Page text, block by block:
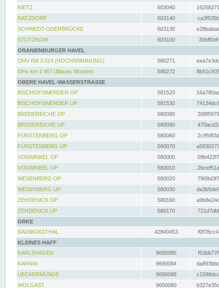
KIETZ
603040
RATZDORF
603140
SCHWEDT-ODERBRÜCKE
603130
STÜTZKOW
603100
ORANIENBURGER HAVEL
OHV KM 3.014 (HOCHSPANNUNG)
580271
OHv km 1.467 (Blaues Wunder)
580272
OBERE HAVEL-WASSERSTRASSE
BISCHOFSWERDER OP
581520
BISCHOFSWERDER UP
581530
BREDEREICHE OP
580080
BREDEREICHE UP
580090
FÜRSTENBERG OP
580060
FÜRSTENBERG UP
580070
VOßWINKEL OP
580000
VOßWINKEL UP
580010
WESENBERG OP
580020
WESENBERG UP
580030
ZEHDENICK OP
580160
ZEHDENICK UP
580170
ORKE
DALWIGKSTHAL
42840453
KLEINES HAFF
KARLSHAGEN
9690085
KARNIN
9690084
UECKERMÜNDE
9690088
WOLGAST
9650080